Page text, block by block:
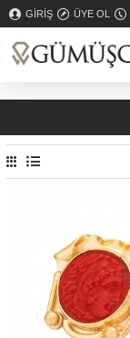
GIRIŞ ÜYE OL